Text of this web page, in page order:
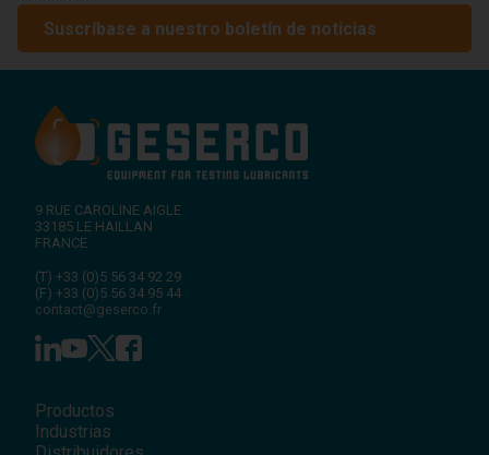
Suscríbase a nuestro boletín de noticias
9 RUE CAROLINE AIGLE
33185 LE HAILLAN
FRANCE
(T) +33 (0)5 56 34 92 29
(F) +33 (0)5 56 34 95 44
contact@geserco.fr
Productos
Industrias